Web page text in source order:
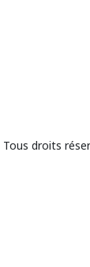
Tous droits